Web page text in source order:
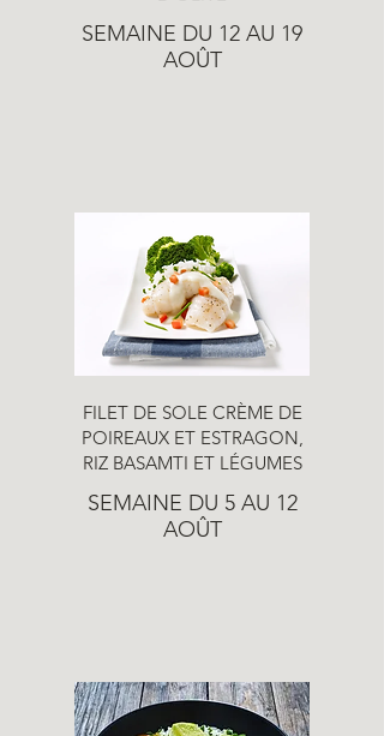
SEMAINE DU 12 AU 19
AOÛT
FILET DE SOLE CRÈME DE
POIREAUX ET ESTRAGON,
RIZ BASAMTI ET LÉGUMES
SEMAINE DU 5 AU 12
AOÛT